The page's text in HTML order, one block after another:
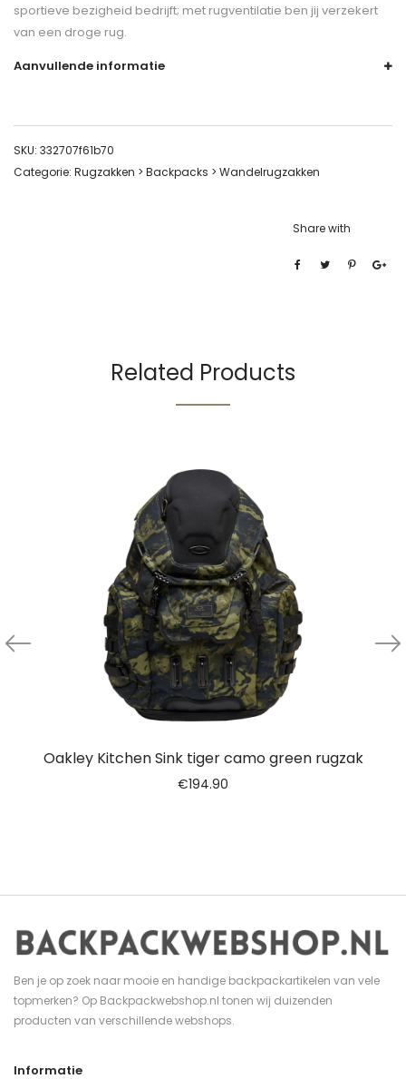
sportieve bezigheid bedrijft; met rugventilatie ben jij verzekert
van een droge rug.
Aanvullende informatie
SKU: 332707f61b70
Categorie: Rugzakken > Backpacks > Wandelrugzakken
Share with
Related Products
Oakley Kitchen Sink tiger camo green rugzak
€194.90
Ben je op zoek naar mooie en handige backpackartikelen van vele
topmerken? Op Backpackwebshop.nl tonen wij duizenden
producten van verschillende webshops.
Informatie